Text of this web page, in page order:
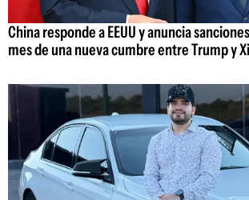
China responde a EEUU y anuncia
mes de una nueva cumbre entre Trump y Xi